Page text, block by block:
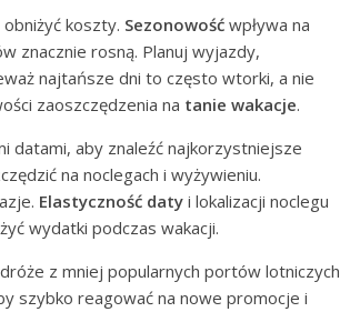
koszty. Sezonowość wpływa na
znacznie rosną. Planuj wyjazdy,
najtańsze dni to często wtorki, a nie
zaoszczędzenia na tanie wakacje.
datami, aby znaleźć najkorzystniejsze
na noclegach i wyżywieniu.
Elastyczność daty i lokalizacji noclegu
wydatki podczas wakacji.
z mniej popularnych portów lotniczych
szybko reagować na nowe promocje i